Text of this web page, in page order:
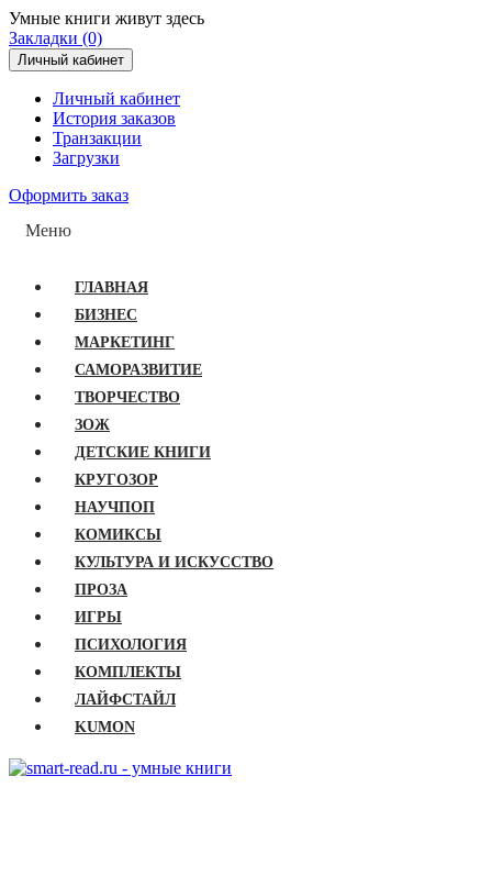
Умные книги живут здесь
Закладки (0)
Личный кабинет
Личный кабинет
История заказов
Транзакции
Загрузки
Оформить заказ
Меню
ГЛАВНАЯ
БИЗНЕС
МАРКЕТИНГ
САМОРАЗВИТИЕ
ТВОРЧЕСТВО
ЗОЖ
ДЕТСКИЕ КНИГИ
КРУГОЗОР
НАУЧПОП
КОМИКСЫ
КУЛЬТУРА И ИСКУССТВО
ПРОЗА
ИГРЫ
ПСИХОЛОГИЯ
КОМПЛЕКТЫ
ЛАЙФСТАЙЛ
KUMON